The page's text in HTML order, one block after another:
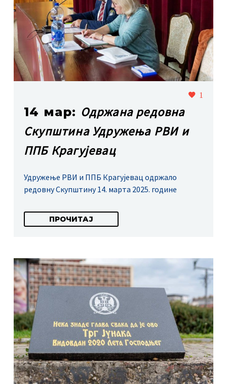
1
14 мар: Одржана редовна
Скупштина Удружења РВИ и
ППБ Крагујевац
Удружење РВИ и ППБ Крагујевац одржало
редовну Скупштину 14. марта 2025. године
ПРОЧИТАЈ